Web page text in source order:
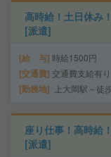
高時給！土日休み
[派遣]
給 与 時給1500円
交通費 交通費支給有り
勤務地 上大岡駅～徒
座り仕事！高時給
[派遣]